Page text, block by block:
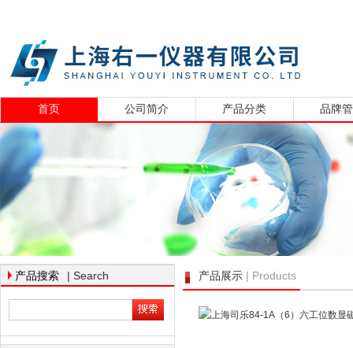
首页 公司简介 产品分类 品牌
产品搜索 | Search 产品展示 | Products